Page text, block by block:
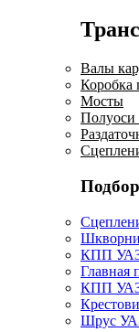
Валы
Коробка
Мосты
КПП УАЗ
Главная
КПП УАЗ
Шрус